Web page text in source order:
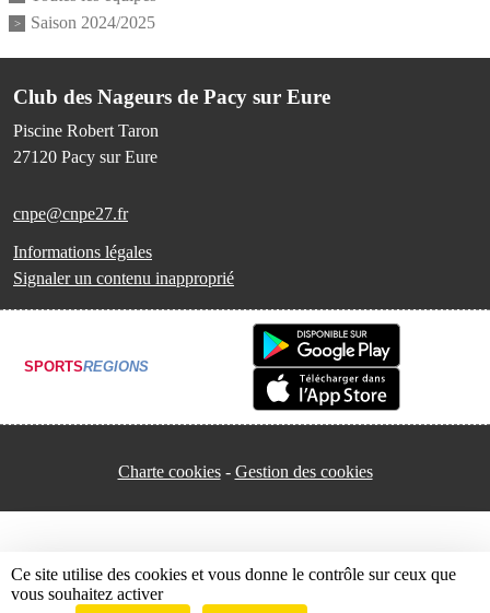
Saison 2024/2025
Club des Nageurs de Pacy sur Eure
Piscine Robert Taron
27120 Pacy sur Eure
cnpe@cnpe27.fr
Informations légales
Signaler un contenu inapproprié
SPORTSREGIONS
Charte cookies Gestion des cookies
Ce site utilise des cookies et vous donne le contrôle sur ceux que
vous souhaitez activer